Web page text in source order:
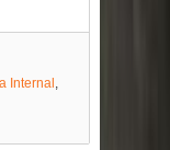
Internal ,